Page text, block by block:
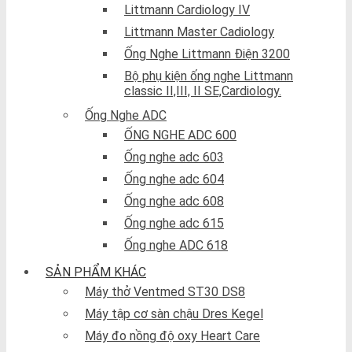
Littmann Cardiology IV
Littmann Master Cadiology
Ống Nghe Littmann Điện 3200
Bộ phụ kiện ống nghe Littmann
classic II,III, II SE,Cardiology.
Ống Nghe ADC
ỐNG NGHE ADC 600
Ống nghe adc 603
Ống nghe adc 604
Ống nghe adc 608
Ống nghe adc 615
Ống nghe ADC 618
SẢN PHẨM KHÁC
Máy thở Ventmed ST30 DS8
Máy tập cơ sàn chậu Dres Kegel
Máy đo nồng độ oxy Heart Care